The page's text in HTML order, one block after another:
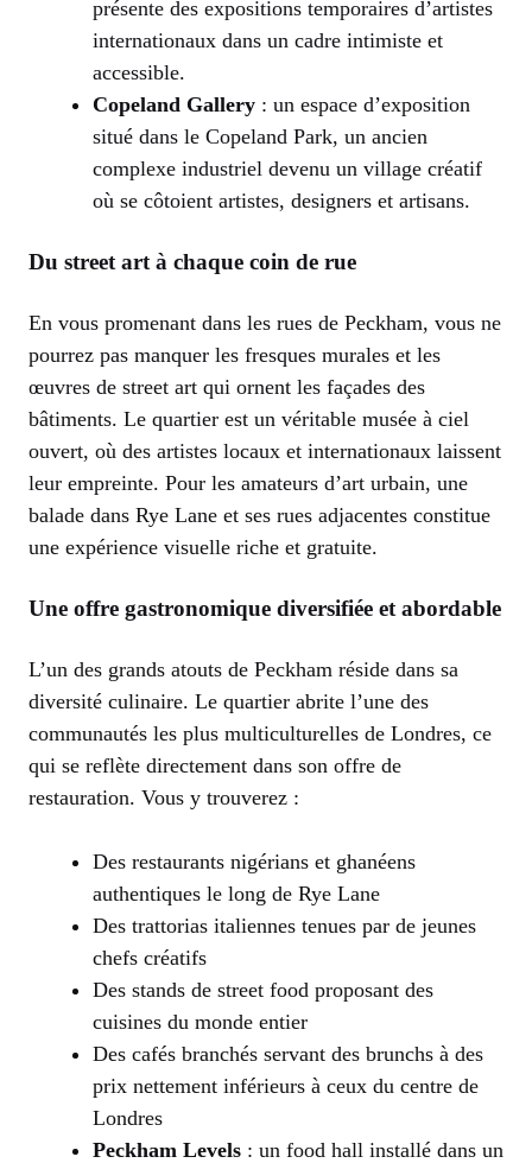
présente des expositions temporaires d’artistes
internationaux dans un cadre intimiste et
accessible.
Copeland Gallery : un espace d’exposition
situé dans le Copeland Park, un ancien
complexe industriel devenu un village créatif
où se côtoient artistes, designers et artisans.
Du street art à chaque coin de rue
En vous promenant dans les rues de Peckham, vous ne
pourrez pas manquer les fresques murales et les
œuvres de street art qui ornent les façades des
bâtiments. Le quartier est un véritable musée à ciel
ouvert, où des artistes locaux et internationaux laissent
leur empreinte. Pour les amateurs d’art urbain, une
balade dans Rye Lane et ses rues adjacentes constitue
une expérience visuelle riche et gratuite.
Une offre gastronomique diversifiée et abordable
L’un des grands atouts de Peckham réside dans sa
diversité culinaire. Le quartier abrite l’une des
communautés les plus multiculturelles de Londres, ce
qui se reflète directement dans son offre de
restauration. Vous y trouverez :
Des restaurants nigérians et ghanéens
authentiques le long de Rye Lane
Des trattorias italiennes tenues par de jeunes
chefs créatifs
Des stands de street food proposant des
cuisines du monde entier
Des cafés branchés servant des brunchs à des
prix nettement inférieurs à ceux du centre de
Londres
Peckham Levels : un food hall installé dans un